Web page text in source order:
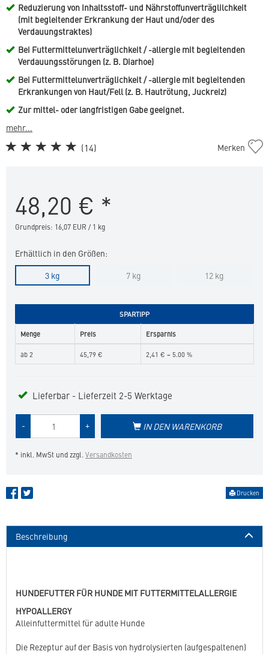
Reduzierung von Inhaltsstoff- und Nährstoffunverträglilchkeit
(mit begleitender Erkrankung der Haut und/oder des
Verdauungstraktes)
Bei Futtermittelunverträglichkeit / -allergie mit begleitenden
Verdauungsstörungen (z. B. Diarhoe)
Bei Futtermittelunverträglichkeit / -allergie mit begleitenden
Erkrankungen von Haut/Fell (z. B. Hautrötung, Juckreiz)
Zur mittel- oder langfristigen Gabe geeignet.
mehr...
(14)
Dog
Merken
48,20 € *
Grundpreis: 16,07 EUR / 1 kg
Erhältlich in den Größen:
3 kg
7 kg 12 kg
SPARTIPP
Menge Preis Ersparnis
ab 2 45,79 € 2,41 € = 5.00 %
Lieferbar - Lieferzeit 2-5 Werktage
+
- IN DEN WARENKORB
* inkl. MwSt und zzgl. Versandkosten
Drucken
Beschreibung
HUNDEFUTTER FÜR HUNDE MIT FUTTERMITTELALLERGIE
HYPOALLERGY
Alleinfuttermittel für adulte Hunde
Die Rezeptur auf der Basis von hydrolysierten (aufgespaltenen)